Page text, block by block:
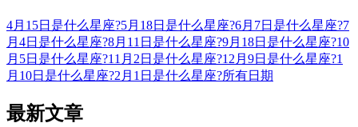
4月15日是什么星座?5月18日是什么星座?6月7日是什么星座?7
月4日是什么星座?8月11日是什么星座?9月18日是什么星座?10
月5日是什么星座?11月2日是什么星座?12月9日是什么星座?1
月10日是什么星座?2月1日是什么星座?所有日期
最新文章